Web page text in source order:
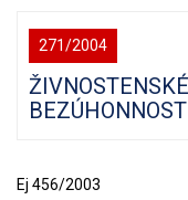
271/2004
Ej 456/2003